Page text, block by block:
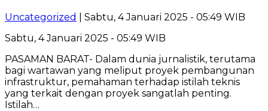
Uncategorized
| Sabtu, 4 Januari 2025 - 05:49 WIB
Sabtu, 4 Januari 2025 - 05:49 WIB
PASAMAN BARAT- Dalam dunia jurnalistik, terutama
bagi wartawan yang meliput proyek pembangunan
infrastruktur, pemahaman terhadap istilah teknis
yang terkait dengan proyek sangatlah penting.
Istilah…